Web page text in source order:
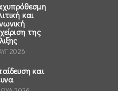
και
της
2026
και